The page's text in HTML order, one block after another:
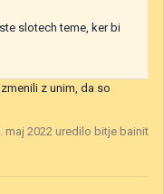
slotech teme, ker bi
z unim, da so
maj 2022 uredilo bitje bainit